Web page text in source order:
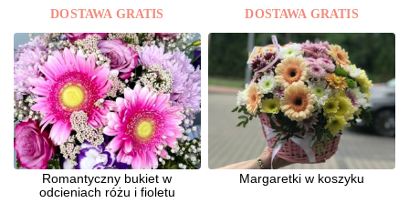
DOSTAWA GRATIS DOSTAWA GRATIS
Romantyczny bukiet w
odcieniach różu i fioletu
Margaretki w koszyku